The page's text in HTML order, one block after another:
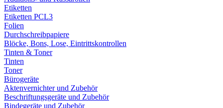
Etiketten
Etiketten PCL3
Folien
Durchschreibpapiere
Blöcke, Bons, Lose, Eintrittskontrollen
Tinten & Toner
Tinten
Toner
Bürogeräte
Aktenvernichter und Zubehör
Beschriftungsgeräte und Zubehör
Bindegeräte und Zubehör